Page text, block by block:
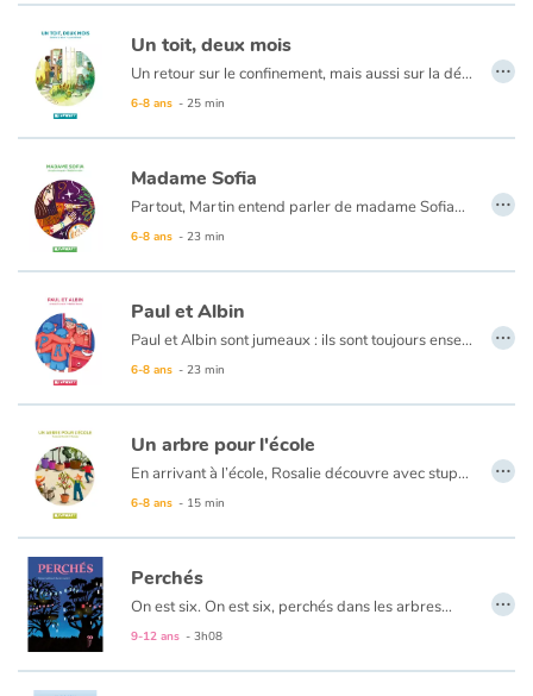
Un toit, deux mois
Un retour sur le confinement, mais aussi sur la découverte de soi-même, et sur sa capacité à communiquer et à se lier d'amitié à travers une correspondance épistolaire. L'école est fermée pour une durée indéterminée. Pour Rachel, le confinement est synonyme de séparation. Ses parents sont divorcés, son père travaille à l'hôpital. Mais avant de partir, la maîtresse a demandé à chaque élève d'écrire à un camarade désigné. Rachel, après un moment de flottement devant le nom d'Abel, découvre le plaisir d'écrire, de se raconter par lettres, et de s'y dévoiler auprès de ce nouvel ami inattendu.
6-8 ans - 25 min
…
Madame Sofia
Partout, Martin entend parler de madame Sofia… Elle a retrouvé un singe échappé du zoo, connaissait le sexe du bébé de la voisine et prédit même les notes de sa copine Mathilde ! Dubitatif, Martin va chercher à démêler le vrai du faux !
6-8 ans - 23 min
…
Paul et Albin
Paul et Albin sont jumeaux : ils sont toujours ensemble, ils font tout ensemble. Demain, ils rentrent dans une nouvelle école et tout est à recommencer. Car Albin ne parle pas, enfin à personne d’autre que sa maman, ses copains Léo et Anita ou son frère. Certains pensent qu’Albin est idiot et Paul, ça le met très en colère.
6-8 ans - 23 min
…
Un arbre pour l'école
En arrivant à l’école, Rosalie découvre avec stupéfaction que l’arbre de la cour de récréation a été foudroyé ! Avec ses amis Théo et Félix, ils y étaient très attachés, ils aimaient jouer sous ses branches, dans ses feuilles. Mais le lendemain, l’arbre a été coupé… Les adultes veulent transformer sa souche en table de pique-nique. Face à cette nouvelle, Théo devient presque mutique, tandis que Félix joue déjà à d’autres jeux. Rosalie, elle, a besoin d’un peu de temps pour accepter ce changement. Puis une nouvelle idée...
6-8 ans - 15 min
…
Perchés
On est six. On est six, perchés dans les arbres…
Une histoire de jeunes adolescents qui entrent en résistance.
9-12 ans - 3h08
…